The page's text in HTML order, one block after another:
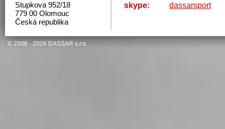
Stupkova 952/18
779 00 Olomouc
Česká republika
skype:
dassarsport
© 2006 - 2026 DASSAR s.r.o.